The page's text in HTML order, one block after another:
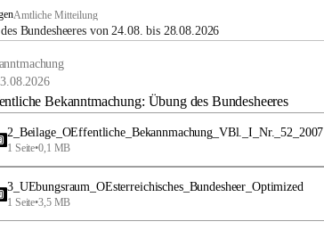
Amtliche Mitteilung
Bundesheeres von 24.08. bis 28.08.2026
Bekanntmachung: Übung des Bundesheeres
2_Beilage_OEffentliche_Bekannmachung_VBl._I_Nr._52_2007
1 Seite•0,1 MB
3_UEbungsraum_OEsterreichisches_Bundesheer_Optimized
1 Seite•3,5 MB